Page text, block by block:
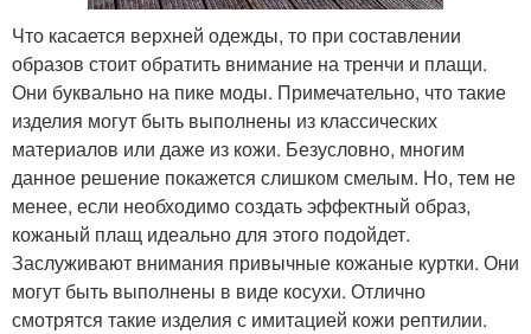
Что касается верхней одежды, то при составлении
образов стоит обратить внимание на тренчи и плащи.
Они буквально на пике моды. Примечательно, что такие
изделия могут быть выполнены из классических
материалов или даже из кожи. Безусловно, многим
данное решение покажется слишком смелым. Но, тем не
менее, если необходимо создать эффектный образ,
кожаный плащ идеально для этого подойдет.
Заслуживают внимания привычные кожаные куртки. Они
могут быть выполнены в виде косухи. Отлично
смотрятся такие изделия с имитацией кожи рептилии.